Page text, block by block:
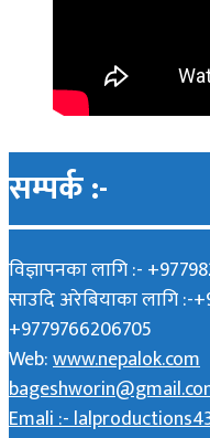
सम्पर्क :-
विज्ञापनका लागि :-
साउदि अरेबियाका लागि :-
+9779766206705
Web:www.nepalok.com
Emali :-